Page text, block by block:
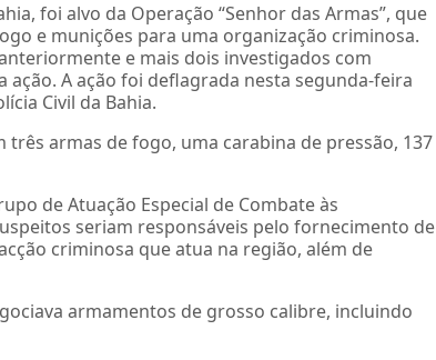
foi alvo da Operação “Senhor das Armas”, que
e munições para uma organização criminosa.
e mais dois investigados com
A ação foi deflagrada nesta segunda-feira
Civil da Bahia.
armas de fogo, uma carabina de pressão, 137
de Atuação Especial de Combate às
seriam responsáveis pelo fornecimento de
criminosa que atua na região, além de
armamentos de grosso calibre, incluindo